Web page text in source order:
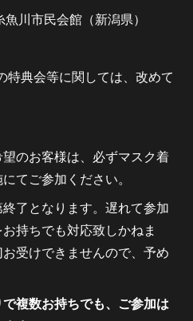
川市民会館（新潟県）
特典会等に関しては、改めて
のお客様は、必ずマスク着
てご参加ください。
了となります。遅れて参加
持ちでも対応致しかねま
受けできませんので、予め
複数お持ちでも、ご参加は